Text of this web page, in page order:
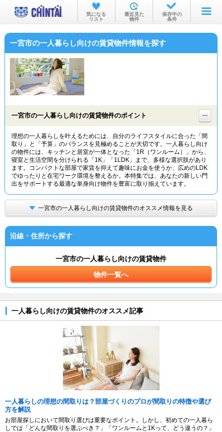
お部屋を探す
沿線・駅から
物件特集から
TOP
気になる
リスト
最近見た
物件
保存中の
条件
一宮市の一人暮らし向けの賃貸物件情報を探す
一宮市の一人暮らし向けの賃貸物件のポイント
理想の一人暮らしを叶えるためには、自分のライフスタイルに合った「間
取り」と「予算」のバランスを見極めることが大切です。一人暮らし向け
の物件には、キッチンと居室が一体となった「1R（ワンルーム）」から、
寝室と生活空間を分けられる「1K」「1LDK」まで、多様な選択肢があり
ます。コンパクトな部屋で家賃を抑えて趣味にお金を使うか、広めのLDK
でゆったりと在宅ワーク環境を整えるか。本特集では、あなたの新しい門
出をサポートする最適な単身向け物件を豊富に取り揃えています。
一宮市の一人暮らし向けの賃貸物件のオススメ情報を見る
沿線・住所から探す
一宮市の一人暮らし向けの賃貸物件
物件一覧へ
一人暮らし向けの賃貸物件のオススメ記事
一人暮らしの理想の間取りは？部屋づくりのプロが間取りの特徴や選び
方を解説
お部屋探しにおいて間取り選びは重要なポイント。しかし、初めての一人暮ら
しでは「どんな間取りを選ぶべき？」「ワンルームと1Kって、どう違うの？」